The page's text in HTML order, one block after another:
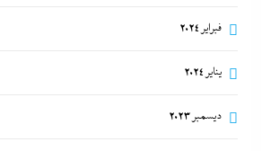
فبراير 2024
يناير 2024
ديسمبر 2023